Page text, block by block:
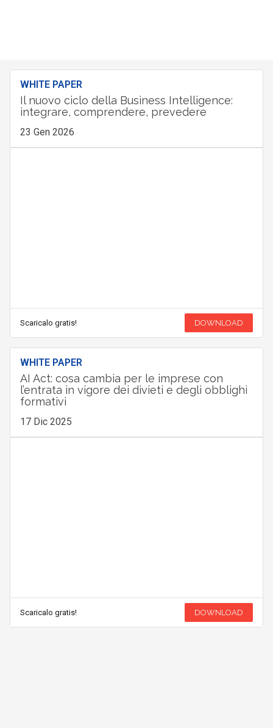
WHITE PAPER
Il nuovo ciclo della Business Intelligence:
integrare, comprendere, prevedere
23 Gen 2026
Scaricalo gratis! DOWNLOAD
WHITE PAPER
AI Act: cosa cambia per le imprese con
l’entrata in vigore dei divieti e degli obblighi
formativi
17 Dic 2025
Scaricalo gratis! DOWNLOAD